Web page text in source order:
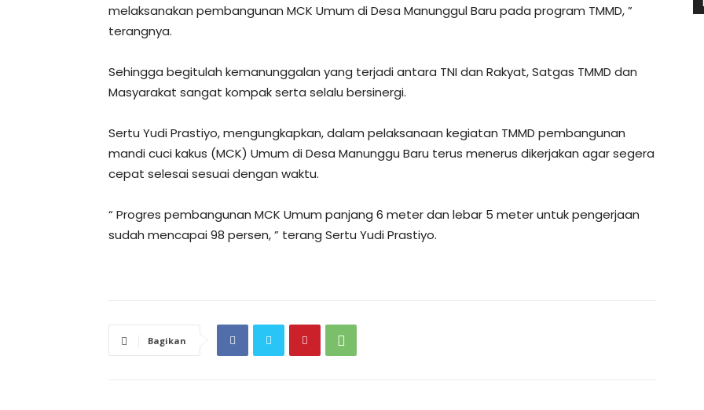
melaksanakan pembangunan MCK Umum di Desa Manunggul Baru pada program TMMD, ”
terangnya.
Sehingga begitulah kemanunggalan yang terjadi antara TNI dan Rakyat, Satgas TMMD dan
Masyarakat sangat kompak serta selalu bersinergi.
Sertu Yudi Prastiyo, mengungkapkan, dalam pelaksanaan kegiatan TMMD pembangunan
mandi cuci kakus (MCK) Umum di Desa Manunggu Baru terus menerus dikerjakan agar segera
cepat selesai sesuai dengan waktu.
“ Progres pembangunan MCK Umum panjang 6 meter dan lebar 5 meter untuk pengerjaan
sudah mencapai 98 persen, ” terang Sertu Yudi Prastiyo.
Bagikan